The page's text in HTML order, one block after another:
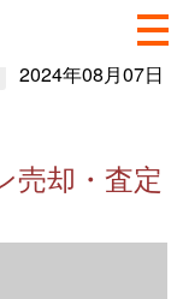
2024年08月07日
売却・査定
報（2023